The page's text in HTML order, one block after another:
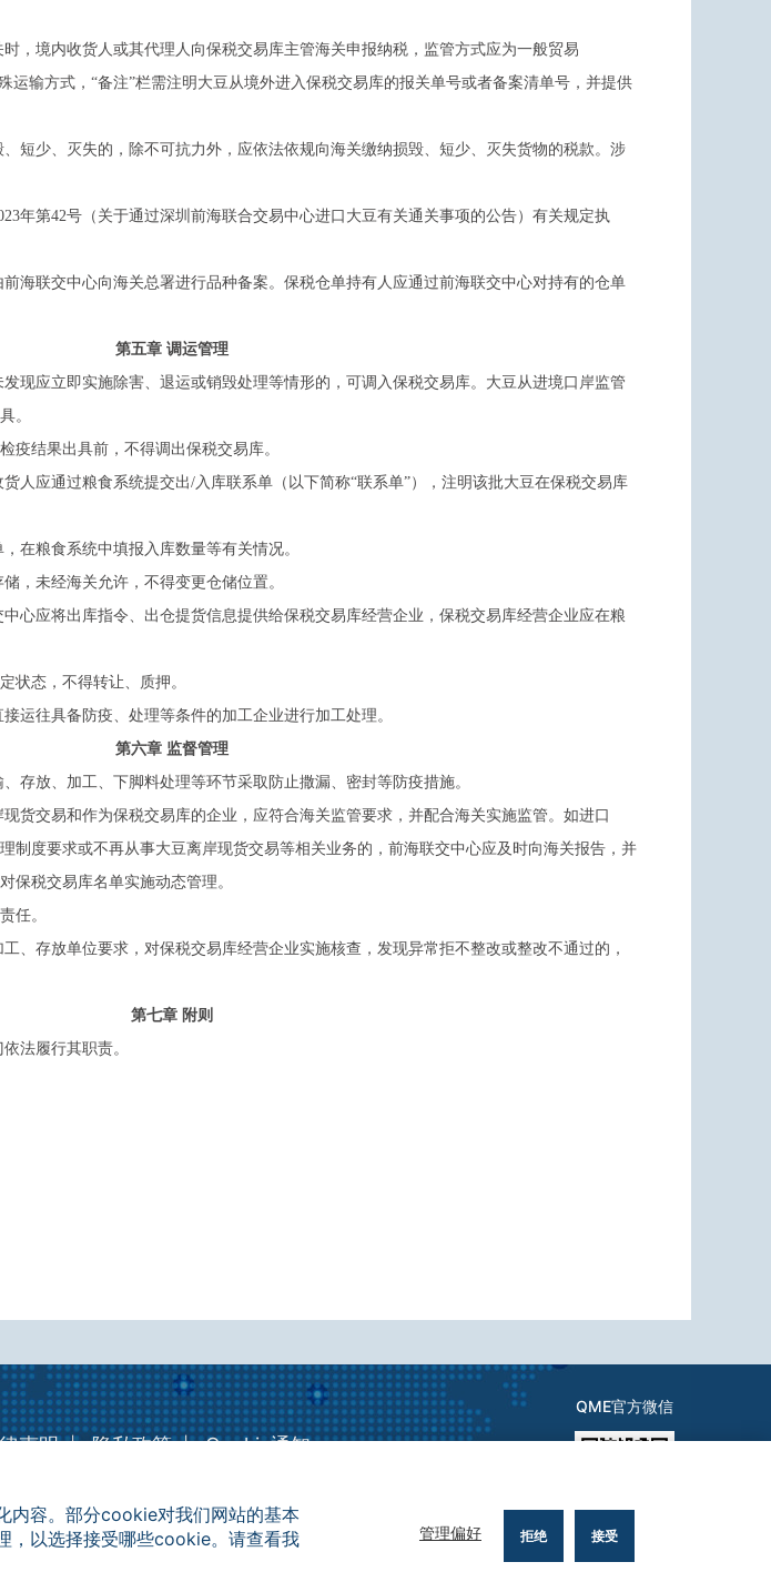
内容。部分cookie对我们网站的基本
，以选择接受哪些cookie。请查看我
管理偏好 拒绝 接受
，境内收货人或其代理人向保税交易库主管海关申报纳税，监管方式应为一般贸易
运输方式，“备注”栏需注明大豆从境外进入保税交易库的报关单号或者备案清单号，并提供
短少、灭失的，除不可抗力外，应依法依规向海关缴纳损毁、短少、灭失货物的税款。涉
年第42号（关于通过深圳前海联合交易中心进口大豆有关通关事项的公告）有关规定执
海联交中心向海关总署进行品种备案。保税仓单持有人应通过前海联交中心对持有的仓单
第五章 调运管理
现应立即实施除害、退运或销毁处理等情形的，可调入保税交易库。大豆从进境口岸监管
。
疫结果出具前，不得调出保税交易库。
人应通过粮食系统提交出/入库联系单（以下简称“联系单”），注明该批大豆在保税交易库
在粮食系统中填报入库数量等有关情况。
，未经海关允许，不得变更仓储位置。
心应将出库指令、出仓提货信息提供给保税交易库经营企业，保税交易库经营企业应在粮
状态，不得转让、质押。
运往具备防疫、处理等条件的加工企业进行加工处理。
第六章 监督管理
存放、加工、下脚料处理等环节采取防止撒漏、密封等防疫措施。
货交易和作为保税交易库的企业，应符合海关监管要求，并配合海关实施监管。如进口
制度要求或不再从事大豆离岸现货交易等相关业务的，前海联交中心应及时向海关报告，并
保税交易库名单实施动态管理。
任。
、存放单位要求，对保税交易库经营企业实施核查，发现异常拒不整改或整改不通过的，
第七章 附则
法履行其职责。
QME官方微信
声明 隐私政策 Cookie通知
公网安备 44030502003349